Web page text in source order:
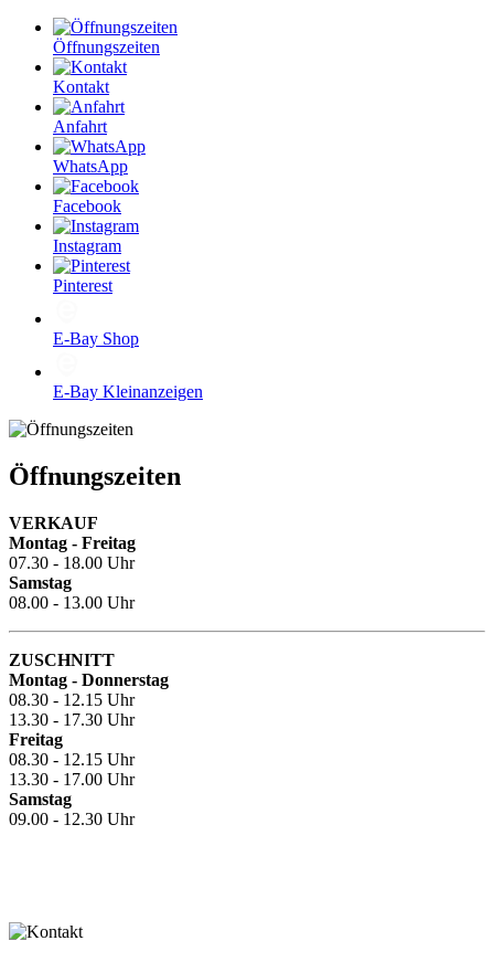
Öffnungszeiten
Kontakt
Anfahrt
WhatsApp
Facebook
Instagram
Pinterest
E-Bay Shop
E-Bay Kleinanzeigen
Öffnungszeiten
VERKAUF
Montag - Freitag
07.30 - 18.00 Uhr
Samstag
08.00 - 13.00 Uhr
ZUSCHNITT
Montag - Donnerstag
08.30 - 12.15 Uhr
13.30 - 17.30 Uhr
Freitag
08.30 - 12.15 Uhr
13.30 - 17.00 Uhr
Samstag
09.00 - 12.30 Uhr